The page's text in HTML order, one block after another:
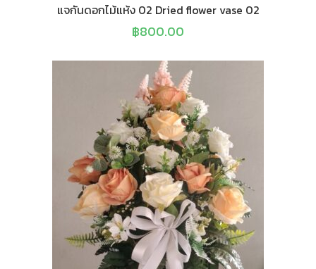
แจกันดอกไม้แห้ง 02 Dried flower vase 02
฿800.00